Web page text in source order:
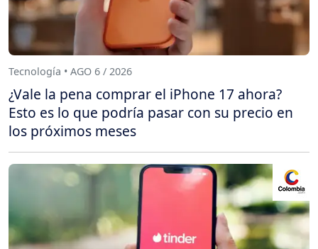
Tecnología • AGO 6 / 2026
¿Vale la pena comprar el iPhone 17 ahora?
Esto es lo que podría pasar con su precio en
los próximos meses